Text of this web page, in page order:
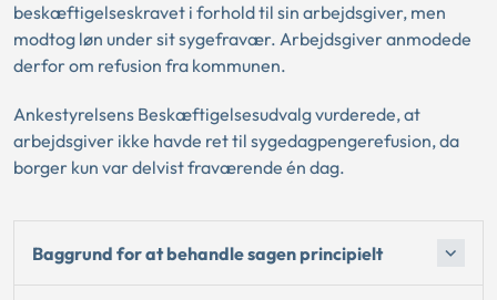
beskæftigelseskravet i forhold til sin arbejdsgiver, men
modtog løn under sit sygefravær. Arbejdsgiver anmodede
derfor om refusion fra kommunen.
Ankestyrelsens Beskæftigelsesudvalg vurderede, at
arbejdsgiver ikke havde ret til sygedagpengerefusion, da
borger kun var delvist fraværende én dag.
Baggrund for at behandle sagen principielt